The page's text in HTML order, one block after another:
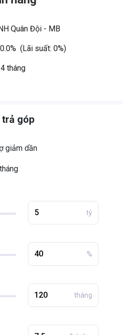
giới.
Quân Đội - MB
(Lãi suất: 0%)
tháng
trả góp
giảm dần
tỷ
%
tháng